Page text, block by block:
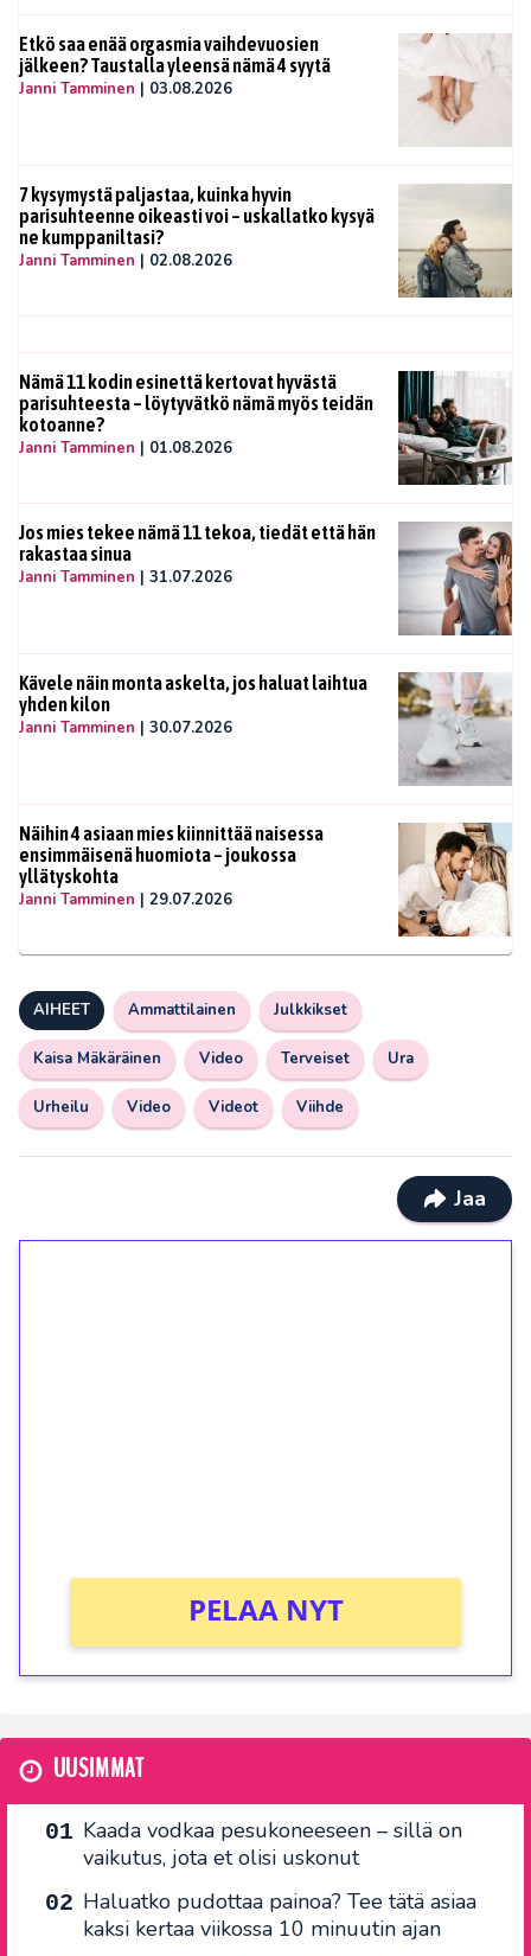
Etkö saa enää orgasmia vaihdevuosien
jälkeen? Taustalla yleensä nämä 4 syytä
Janni Tamminen | 03.08.2026
7 kysymystä paljastaa, kuinka hyvin
parisuhteenne oikeasti voi – uskallatko kysyä
ne kumppaniltasi?
Janni Tamminen | 02.08.2026
Nämä 11 kodin esinettä kertovat hyvästä
parisuhteesta – löytyvätkö nämä myös teidän
kotoanne?
Janni Tamminen | 01.08.2026
Jos mies tekee nämä 11 tekoa, tiedät että hän
rakastaa sinua
Janni Tamminen | 31.07.2026
Kävele näin monta askelta, jos haluat laihtua
yhden kilon
Janni Tamminen | 30.07.2026
Näihin 4 asiaan mies kiinnittää naisessa
ensimmäisenä huomiota – joukossa
yllätyskohta
Janni Tamminen | 29.07.2026
AIHEET Ammattilainen Julkkikset
Kaisa Mäkäräinen Video Terveiset Ura
Urheilu Video Videot Viihde
Jaa
PELAA NYT
UUSIMMAT
Kaada vodkaa pesukoneeseen – sillä on
vaikutus, jota et olisi uskonut
Haluatko pudottaa painoa? Tee tätä asiaa
kaksi kertaa viikossa 10 minuutin ajan